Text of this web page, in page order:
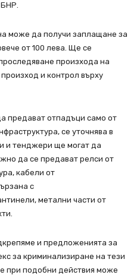
БНР.
може да получи заплащане за
от 100 лева. Ще се
произхода на
и контрол върху
предават отпадъци само от
се уточнява в
и тенджери ще могат да
да се предават релси от
кабели от
с
метални части от
и предложенията за
за криминализиране на тези
при подобни действия може